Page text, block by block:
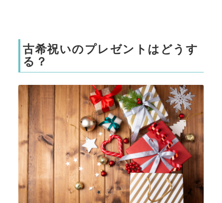
古希祝いのプレゼントはどうす
る？